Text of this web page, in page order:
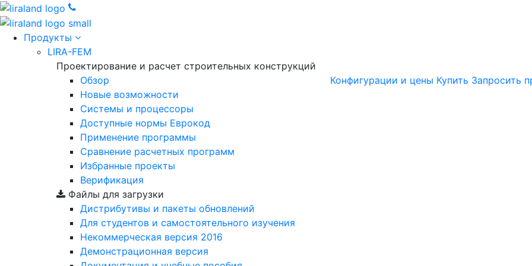
Продукты
LIRA-FEM
Проектирование и расчет строительных конструкций
Обзор
Новые возможности
Cистемы и процессоры
Доступные нормы Еврокод
Применение программы
Сравнение расчетных программ
Избранные проекты
Верификация
Конфигурации и цены Купить Запросить
Файлы для загрузки
Дистрибутивы и пакеты обновлений
Для студентов и самостоятельного изучения
Некоммерческая версия 2016
Демонстрационная версия